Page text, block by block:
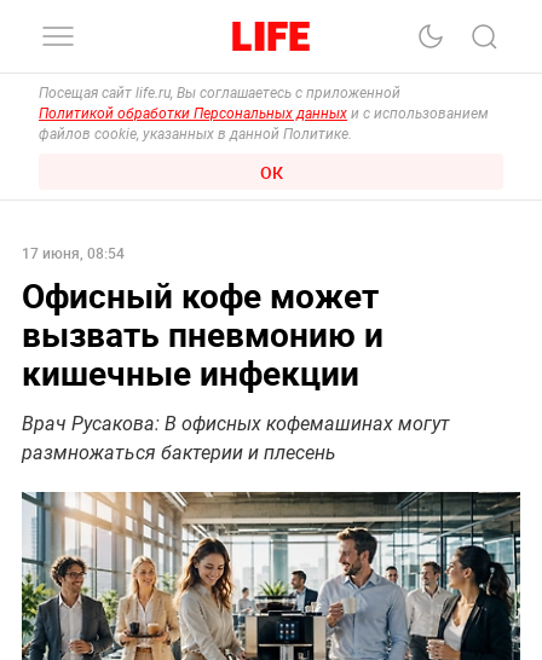
Посещая сайт life.ru, Вы соглашаетесь с приложенной
Политикой обработки Персональных данных и с использованием
файлов cookie, указанных в данной Политике.
ОК
17 июня, 08:54
Офисный кофе может
вызвать пневмонию и
кишечные инфекции
Врач Русакова: В офисных кофемашинах могут
размножаться бактерии и плесень